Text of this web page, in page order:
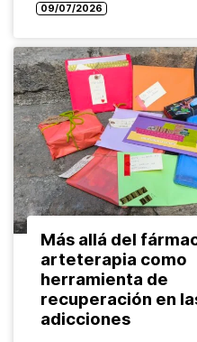
saludable, sostenible y
09/07/2026
Más allá del
arteterapia como
herramienta de
recuperación en
adicciones